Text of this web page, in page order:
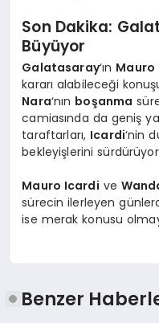
Son Dakika:
Büyüyor
Galatasaray‘ın Mauro
kararı alabileceği
Nara‘nın boşanma
camiasında da geniş
taraftarları, Icardi‘nin
bekleyişlerini
Mauro Icardi ve
sürecin ilerleyen
ise merak konusu
Benzer